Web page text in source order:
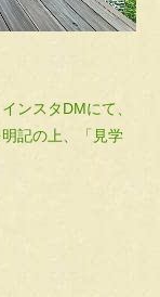
ンスタDMにて、
記の上、「見学